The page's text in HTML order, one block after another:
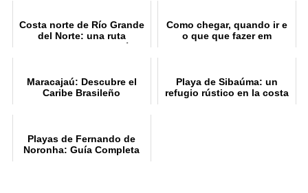
Costa norte de Río Grande
del Norte: una ruta
imprescindible de 8 días
Como chegar, quando ir e
o que que fazer em
Maracajaú: Descubre el
Caribe Brasileño
Playa de Sibaúma: un
refugio rústico en la costa
Playas de Fernando de
Noronha: Guía Completa